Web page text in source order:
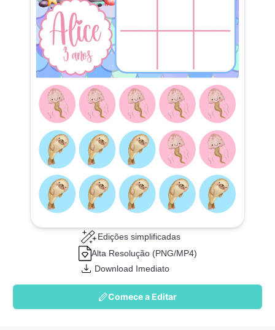
Edições simplificadas
Alta Resolução (PNG/MP4)
Download Imediato
Comece a Editar